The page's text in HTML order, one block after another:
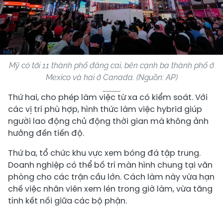
Mỹ có tới 11 thành phố đăng cai, bên cạnh ba thành phố ở
Mexico và hai ở Canada. (Nguồn: AP)
Thứ hai, cho phép làm việc từ xa có kiểm soát. Với
các vị trí phù hợp, hình thức làm việc hybrid giúp
người lao động chủ động thời gian mà không ảnh
hưởng đến tiến độ.
Thứ ba, tổ chức khu vực xem bóng đá tập trung.
Doanh nghiệp có thể bố trí màn hình chung tại văn
phòng cho các trận cầu lớn. Cách làm này vừa hạn
chế việc nhân viên xem lén trong giờ làm, vừa tăng
tính kết nối giữa các bộ phận.